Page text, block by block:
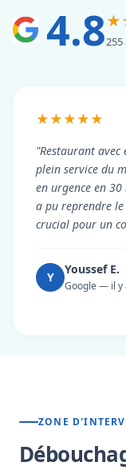
4.8255
★★★★★
"Restaurant avec
plein service du
en urgence en
a pu reprendre le
crucial pour un
Y
Youssef E.
Google — il y
ZONE